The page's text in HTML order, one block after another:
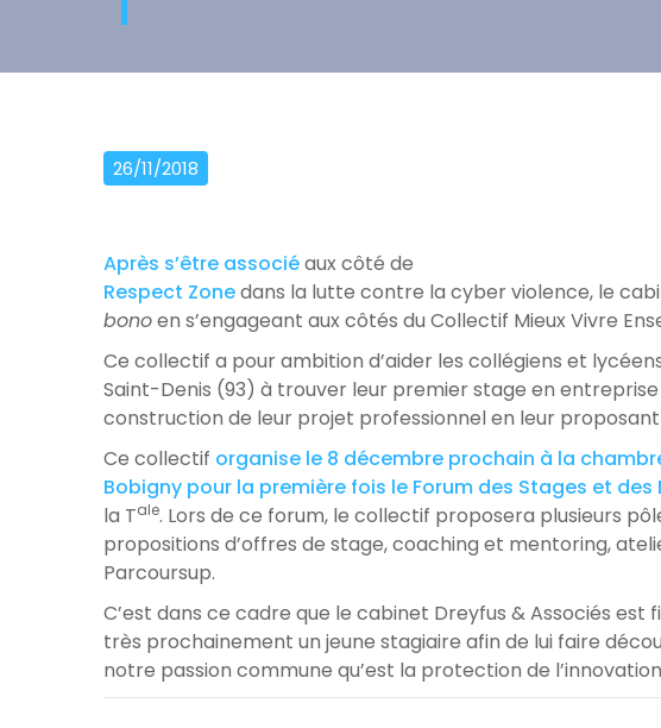
26/11/2018
Après s’être associéaux côté de
Respect Zonedans la lutte contre la cyber violence, le
bonoen s’engageant aux côtés du Collectif Mieux Vivre
Ce collectif a pour ambition d’aider les collégiens et
Saint-Denis (93) à trouver leur premier stage en
construction de leur projet professionnel en leur
Ce collectif organise le 8 décembre prochain à la
Bobigny pour la première fois le Forum des Stages et des
la Tale. Lors de ce forum, le collectif proposera plusieurs
propositions d’offres de stage, coaching et mentoring,
Parcoursup.
C’est dans ce cadre que le cabinet Dreyfus & Associés est
très prochainement un jeune stagiaire afin de lui faire
notre passion commune qu’est la protection de